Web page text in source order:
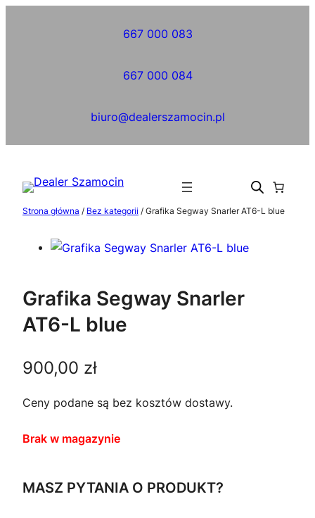
667 000 083
667 000 084
biuro@dealerszamocin.pl
Strona główna / Bez kategorii / Grafika Segway Snarler AT6-L blue
Grafika Segway Snarler
AT6-L blue
900,00 zł
Ceny podane są bez kosztów dostawy.
Brak w magazynie
MASZ PYTANIA O PRODUKT?